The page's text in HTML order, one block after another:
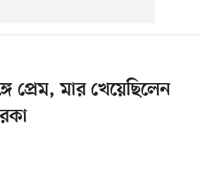
প্রেম, মার খেয়েছিলেন